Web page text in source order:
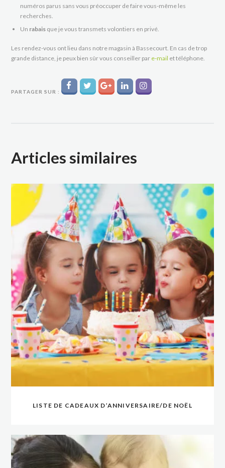
numéros parus sans vous préoccuper de faire vous-même les
recherches.
Un rabais que je vous transmets volontiers en privé.
Les rendez-vous ont lieu dans notre magasin à Bassecourt. En cas de trop
grande distance, je peux bien sûr vous conseiller par e-mail et téléphone.
PARTAGER SUR :
Articles similaires
LISTE DE CADEAUX D’ANNIVERSAIRE/DE NOËL